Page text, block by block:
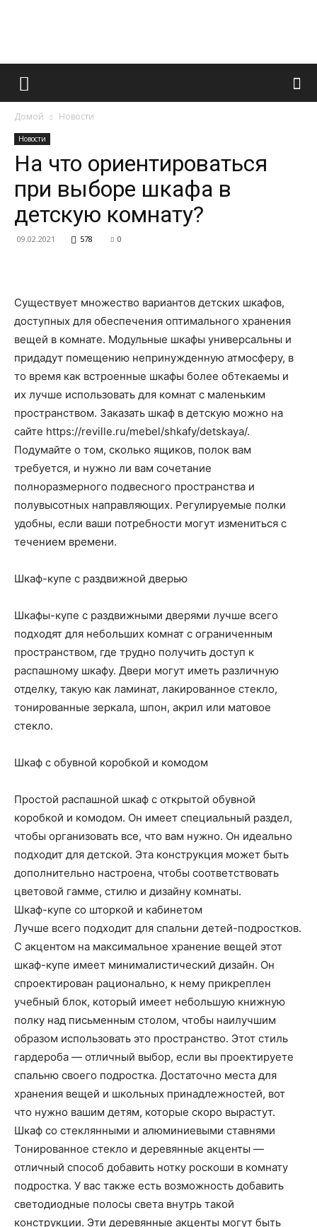
Французский
и
о
нем
Домой Новости
Новости
На что ориентироваться
при выборе шкафа в
детскую комнату?
09.02.2021 578 0
Существует множество вариантов детских шкафов,
доступных для обеспечения оптимального хранения
вещей в комнате. Модульные шкафы универсальны и
придадут помещению непринужденную атмосферу, в
то время как встроенные шкафы более обтекаемы и
их лучше использовать для комнат с маленьким
пространством. Заказать шкаф в детскую можно на
сайте https://reville.ru/mebel/shkafy/detskaya/.
Подумайте о том, сколько ящиков, полок вам
требуется, и нужно ли вам сочетание
полноразмерного подвесного пространства и
полувысотных направляющих. Регулируемые полки
удобны, если ваши потребности могут измениться с
течением времени.
Шкаф-купе с раздвижной дверью
Шкафы-купе с раздвижными дверями лучше всего
подходят для небольших комнат с ограниченным
пространством, где трудно получить доступ к
распашному шкафу. Двери могут иметь различную
отделку, такую как ламинат, лакированное стекло,
тонированные зеркала, шпон, акрил или матовое
стекло.
Шкаф с обувной коробкой и комодом
Простой распашной шкаф с открытой обувной
коробкой и комодом. Он имеет специальный раздел,
чтобы организовать все, что вам нужно. Он идеально
подходит для детской. Эта конструкция может быть
дополнительно настроена, чтобы соответствовать
цветовой гамме, стилю и дизайну комнаты.
Шкаф-купе со шторкой и кабинетом
Лучше всего подходит для спальни детей-подростков.
С акцентом на максимальное хранение вещей этот
шкаф-купе имеет минималистический дизайн. Он
спроектирован рационально, к нему прикреплен
учебный блок, который имеет небольшую книжную
полку над письменным столом, чтобы наилучшим
образом использовать это пространство. Этот стиль
гардероба — отличный выбор, если вы проектируете
спальню своего подростка. Достаточно места для
хранения вещей и школьных принадлежностей, вот
что нужно вашим детям, которые скоро вырастут.
Шкаф со стеклянными и алюминиевыми ставнями
Тонированное стекло и деревянные акценты —
отличный способ добавить нотку роскоши в комнату
подростка. У вас также есть возможность добавить
светодиодные полосы света внутрь такой
конструкции. Эти деревянные акценты могут быть